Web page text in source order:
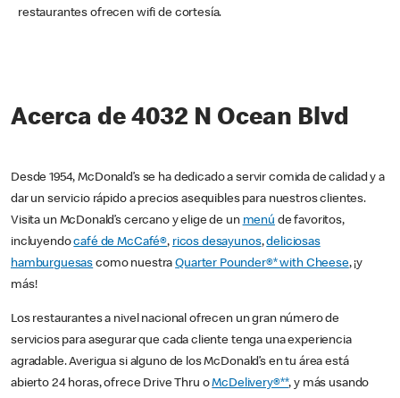
restaurantes ofrecen wifi de cortesía.
Acerca de 4032 N Ocean Blvd
Desde 1954, McDonald’s se ha dedicado a servir comida de calidad y a
dar un servicio rápido a precios asequibles para nuestros clientes.
Visita un McDonald’s cercano y elige de un menú de favoritos,
incluyendocafé de McCafé®, ricos desayunos,deliciosas
hamburguesas como nuestraQuarter Pounder®* with Cheese, ¡y
más!
Los restaurantes a nivel nacional ofrecen un gran número de
servicios para asegurar que cada cliente tenga una experiencia
agradable. Averigua si alguno de los McDonald’s en tu área está
abierto 24 horas, ofrece Drive Thru oMcDelivery®**, y más usando